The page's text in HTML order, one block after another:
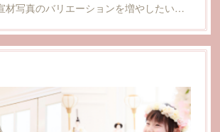
材写真のバリエーションを増やしたい…